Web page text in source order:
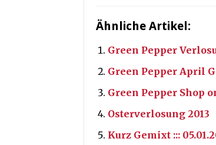
Ähnliche Artikel:
Green Pepper
Green Pepper April
Green Pepper Shop
Osterverlosung 2013
Kurz Gemixt :::